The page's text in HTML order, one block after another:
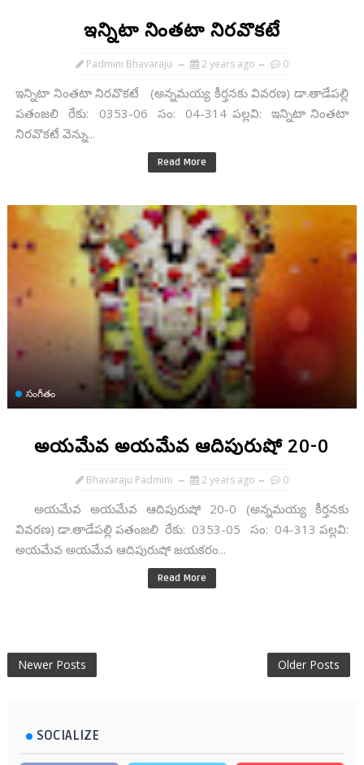
ఇన్నిటా నింతటా నిరవొకటే
Padmini Bhavaraju 2 years ago 0
ఇన్నిటా నింతటా నిరవొకటే (అన్నమయ్య కీర్తనకు వివరణ) డా.తాడేపల్లి
పతంజలి రేకు: 0353-06 సం: 04-314 పల్లవి: ఇన్నిటా నింతటా
నిరవొకటే వెన్ను...
Read More
సంగీతం
అయమేవ అయమేవ ఆదిపురుషో 20-0
Bhavaraju Padmini 2 years ago 0
అయమేవ అయమేవ ఆదిపురుషో 20-0 (అన్నమయ్య కీర్తనకు
వివరణ) డా.తాడేపల్లి పతంజలి రేకు: 0353-05 సం: 04-313 పల్లవి:
అయమేవ అయమేవ ఆదిపురుషో జయకరం...
Read More
Newer Posts Older Posts
SOCIALIZE